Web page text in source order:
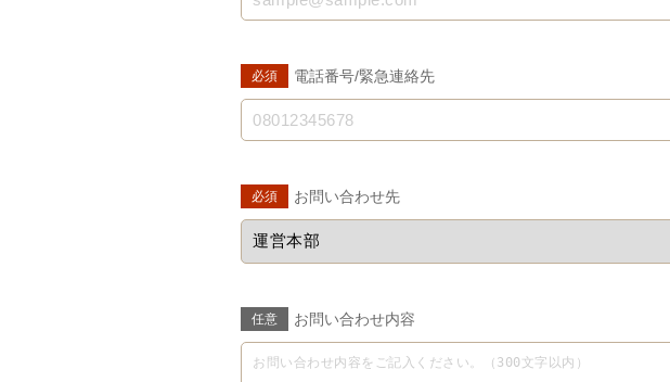
必須 電話番号/緊急連絡先
必須 お問い合わせ先
任意 お問い合わせ内容